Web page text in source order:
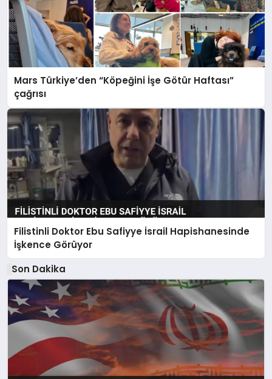
Mars Türkiye’den “Köpeğini İşe Götür Haftası”
çağrısı
Filistinli Doktor Ebu Safiyye İsrail Hapishanesinde
İşkence Görüyor
Son Dakika